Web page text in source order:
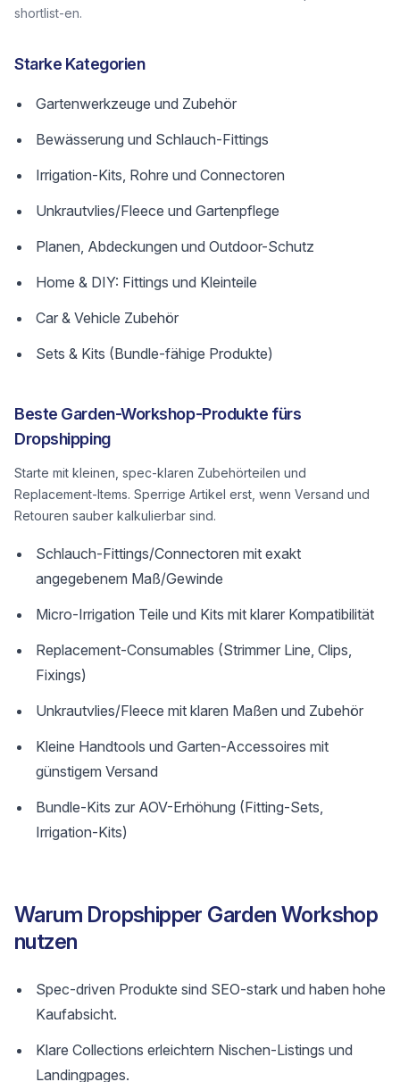
shortlist-en.
Starke Kategorien
Gartenwerkzeuge und Zubehör
Bewässerung und Schlauch-Fittings
Irrigation-Kits, Rohre und Connectoren
Unkrautvlies/Fleece und Gartenpflege
Planen, Abdeckungen und Outdoor-Schutz
Home & DIY: Fittings und Kleinteile
Car & Vehicle Zubehör
Sets & Kits (Bundle-fähige Produkte)
Beste Garden-Workshop-Produkte fürs
Dropshipping
Starte mit kleinen, spec-klaren Zubehörteilen und
Replacement-Items. Sperrige Artikel erst, wenn Versand und
Retouren sauber kalkulierbar sind.
Schlauch-Fittings/Connectoren mit exakt
angegebenem Maß/Gewinde
Micro-Irrigation Teile und Kits mit klarer Kompatibilität
Replacement-Consumables (Strimmer Line, Clips,
Fixings)
Unkrautvlies/Fleece mit klaren Maßen und Zubehör
Kleine Handtools und Garten-Accessoires mit
günstigem Versand
Bundle-Kits zur AOV-Erhöhung (Fitting-Sets,
Irrigation-Kits)
Warum Dropshipper Garden Workshop
nutzen
Spec-driven Produkte sind SEO-stark und haben hohe
Kaufabsicht.
Klare Collections erleichtern Nischen-Listings und
Landingpages.